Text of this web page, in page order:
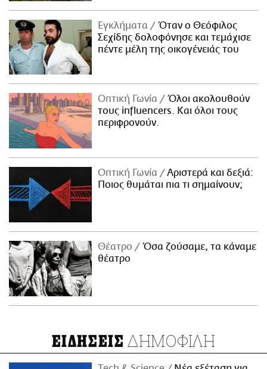
Εγκλήματα
Όταν ο Θεόφιλος
Σεχίδης δολοφόνησε και τεμάχισε
πέντε μέλη της οικογένειάς του
Οπτική Γωνία
Όλοι ακολουθούν
τους influencers. Και όλοι τους
περιφρονούν.
Οπτική Γωνία
Αριστερά και δεξιά:
Ποιος θυμάται πια τι σημαίνουν;
Θέατρο
Όσα ζούσαμε, τα κάναμε
θέατρο
ΕΙΔΗΣΕΙΣ ΔΗΜΟΦΙΛΗ